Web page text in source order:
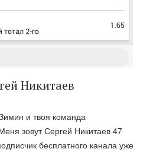
Никитаев
и твоя команда
зовут Сергей Никитаев 47
бесплатного канала уже